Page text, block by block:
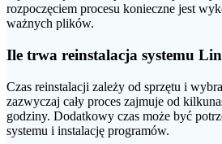
rozpoczęciem procesu konieczne jest
ważnych plików.
Ile trwa reinstalacja systemu
Czas reinstalacji zależy od sprzętu i
zazwyczaj cały proces zajmuje od
godziny. Dodatkowy czas może być
systemu i instalację programów.